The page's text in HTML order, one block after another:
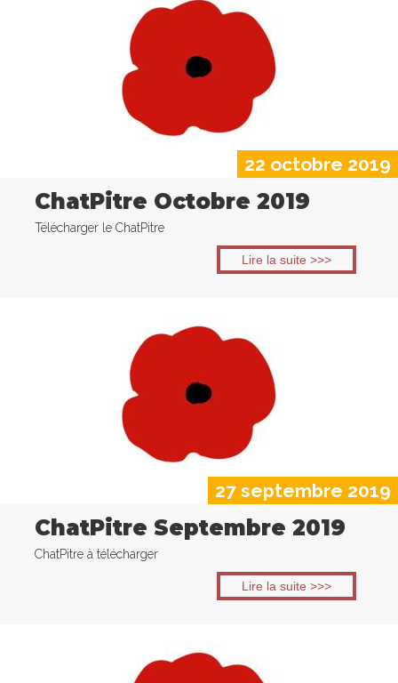
22 octobre 2019
ChatPitre Octobre 2019
Télécharger le ChatPitre
Lire la suite >>>
27 septembre 2019
ChatPitre Septembre 2019
ChatPitre à télécharger
Lire la suite >>>